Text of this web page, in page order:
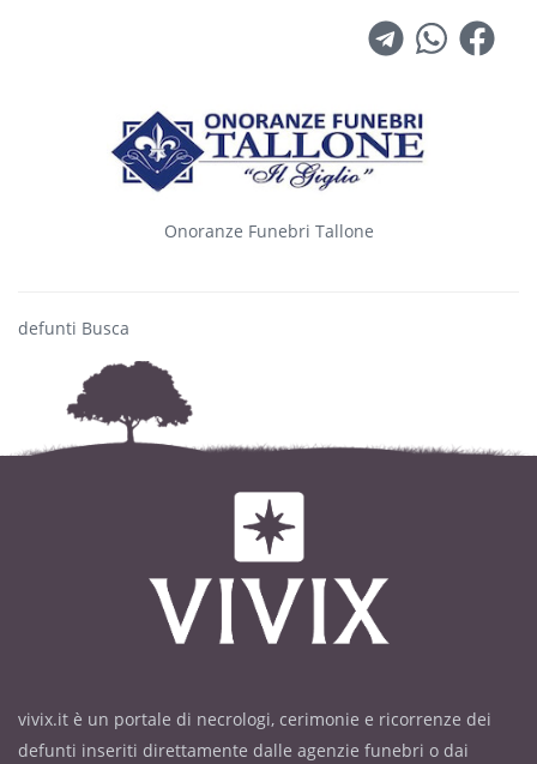
Onoranze Funebri Tallone
defunti Busca
vivix.it è un portale di necrologi, cerimonie e ricorrenze dei
defunti inseriti direttamente dalle agenzie funebri o dai